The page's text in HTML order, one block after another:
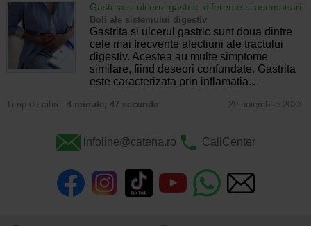
Gastrita si ulcerul gastric: diferente si asemanari
Boli ale sistemului digestiv
Gastrita si ulcerul gastric sunt doua dintre
cele mai frecvente afectiuni ale tractului
digestiv. Acestea au multe simptome
similare, fiind deseori confundate. Gastrita
este caracterizata prin inflamatia…
Timp de citire: 4 minute, 47 secunde 29 noiembrie 2023
infoline@catena.ro CallCenter